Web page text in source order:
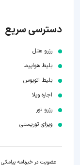
دسترسی سریع
رزرو هتل
بلیط هواپیما
بلیط اتوبوس
اجاره ویلا
رزرو تور
ویزای توریستی
عضویت در خبرنامه پیامکی